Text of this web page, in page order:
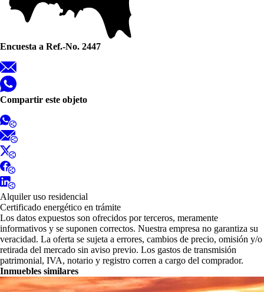
Encuesta a Ref.-No. 2447
Compartir este objeto
Alquiler uso residencial
Certificado energético en trámite
Los datos expuestos son ofrecidos por terceros, meramente
informativos y se suponen correctos. Nuestra empresa no garantiza su
veracidad. La oferta se sujeta a errores, cambios de precio, omisión y/o
retirada del mercado sin aviso previo. Los gastos de transmisión
patrimonial, IVA, notario y registro corren a cargo del comprador.
Inmuebles similares